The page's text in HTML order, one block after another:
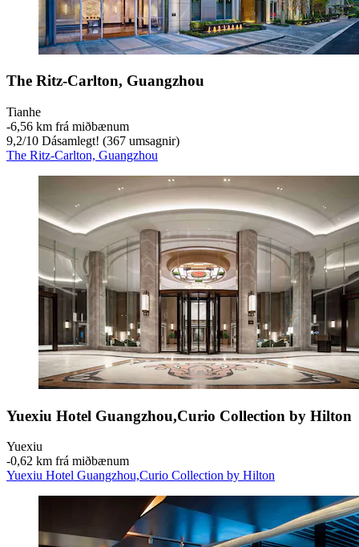
The Ritz-Carlton, Guangzhou
Tianhe
‐6,56 km frá miðbænum
9,2/10 Dásamlegt! (367 umsagnir)
The Ritz-Carlton, Guangzhou
Yuexiu Hotel Guangzhou,Curio Collection by Hilton
Yuexiu
‐0,62 km frá miðbænum
Yuexiu Hotel Guangzhou,Curio Collection by Hilton